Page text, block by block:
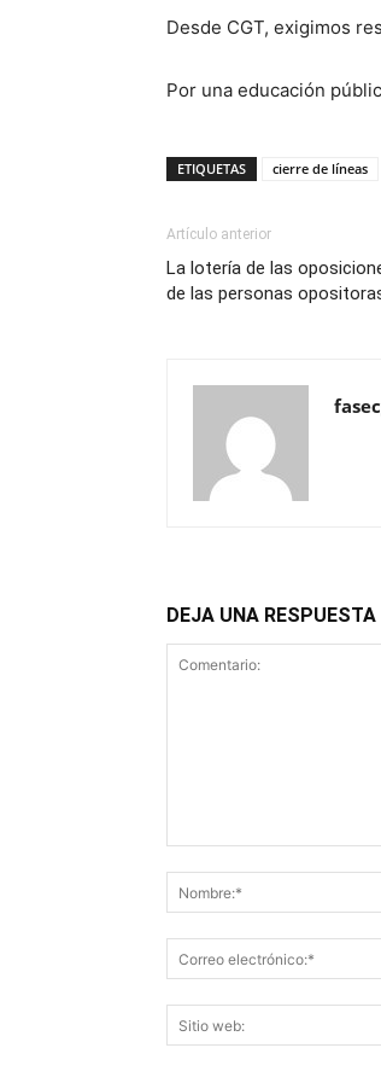
Desde CGT, exigimos
Por una educación
ETIQUETAS cierre de líneas
Artículo anterior
La lotería de las
de las personas
DEJA UNA RESPUESTA